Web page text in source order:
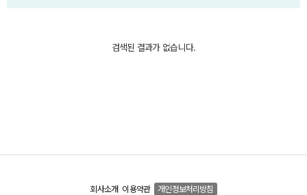
검색된 결과가 없습니다.
회사소개 이용약관 개인정보처리방침